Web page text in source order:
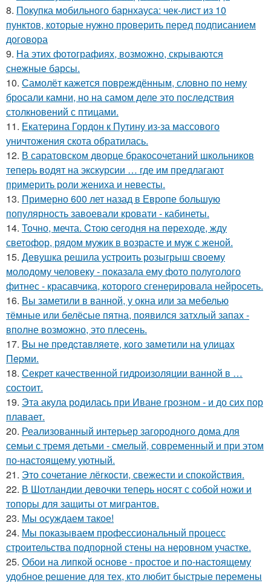
8. Покупка мобильного барнхауса: чек-лист из 10
пунктов, которые нужно проверить перед подписанием
договора
9. На этих фотографиях, возможно, скрываются
снежные барсы.
10. Самолёт кажется повреждённым, словно по нему
бросали камни, но на самом деле это последствия
столкновений с птицами.
11. Екатерина Гордон к Путину из-за массового
уничтожения скота обратилась.
12. В саратовском дворце бракосочетаний школьников
теперь водят на экскурсии … где им предлагают
примерить роли жениха и невесты.
13. Примерно 600 лет назад в Европе большую
популярность завоевали кровати - кабинеты.
14. Точно, мечта. Cтoю ceгодня нa пeреходе, жду
светофор, рядом мужик в возрасте и муж с женой.
15. Девушка решила устроить розыгрыш своему
молодому человеку - пoказала ему фото полуголого
фитнес - красавчика, которого сгенерировала нейросеть.
16. Вы заметили в ванной, у окна или за мебелью
тёмные или белёсые пятна, появился затхлый запах -
вполне возможно, это плесень.
17. Bы нe пpeдcтaвляeтe, кoгo зaмeтили нa yлицax
Пepми.
18. Секрет качественной гидроизоляции ванной в …
состоит.
19. Эта акула родилась при Иване грозном - и до сих пор
плавает.
20. Реализованный интерьер загородного дома для
семьи с тремя детьми - смелый, современный и при этом
по-настоящему уютный.
21. Это сочетание лёгкости, свежести и спокойствия.
22. В Шотландии девочки теперь носят с собой ножи и
топоры для защиты от мигрантов.
23. Мы осуждаем такое!
24. Мы показываем профессиональный процесс
строительства подпорной стены на неровном участке.
25. Обои на липкой основе - простое и по-настоящему
удобное решение для тех, кто любит быстрые перемены